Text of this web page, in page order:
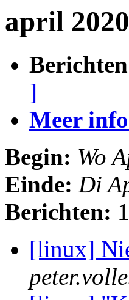
april
]
Meer
Begin: Wo
Einde: Di
Berichten:
[linux]